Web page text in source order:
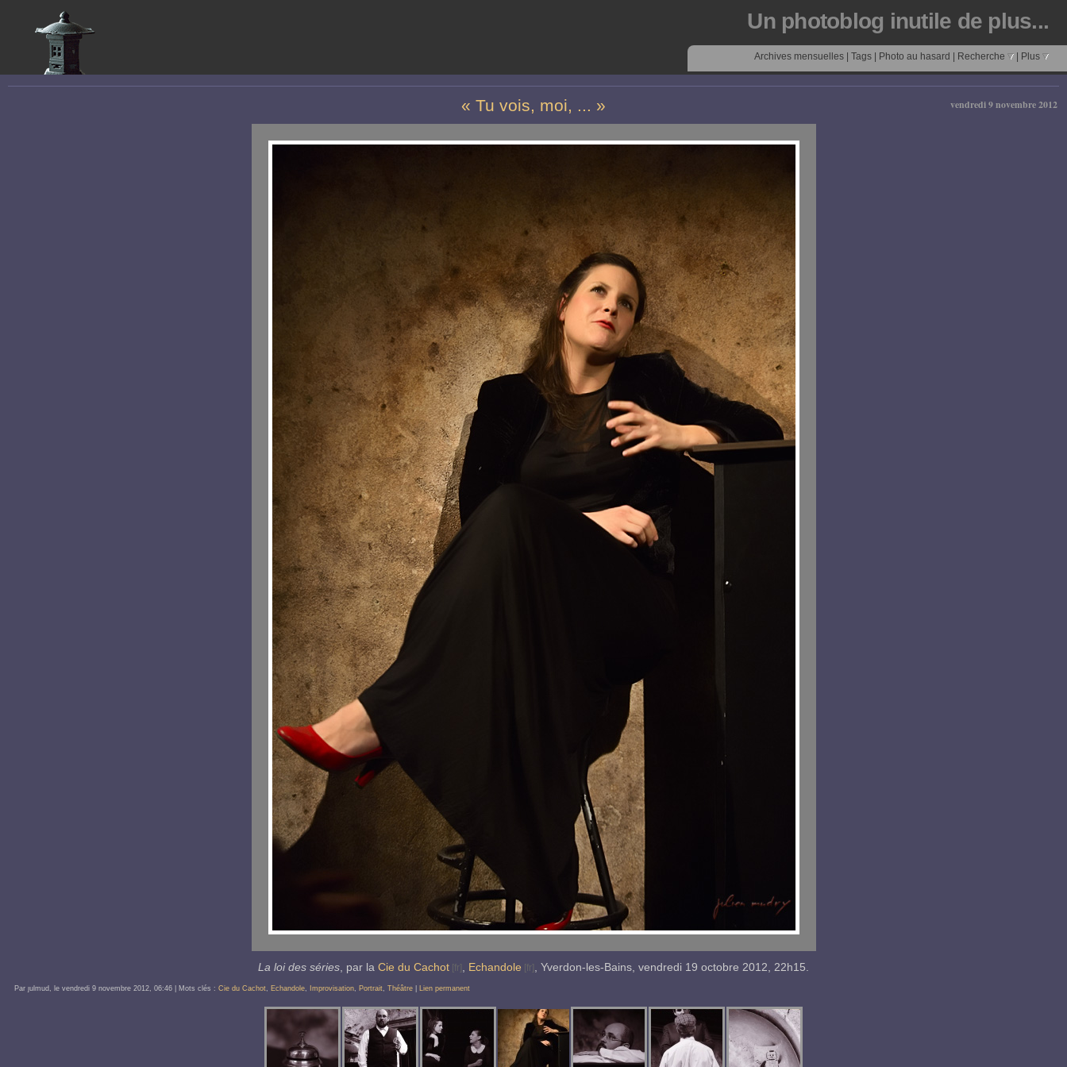
Un photoblog inutile de plus...
Archives mensuelles Tags Photo au hasard Recherche Plus
vendredi 9 novembre 2012
« Tu vois, moi, ... »
La loi des séries, par la Cie du Cachot , Echandole , Yverdon-les-Bains, vendredi 19 octobre 2012, 22h15.
Par ȷulmud, levendredi 9 novembre 2012, 06:46 | Mots clés :Cie du Cachot, Echandole, Improvisation, Portrait,Théâtre Lien permanent